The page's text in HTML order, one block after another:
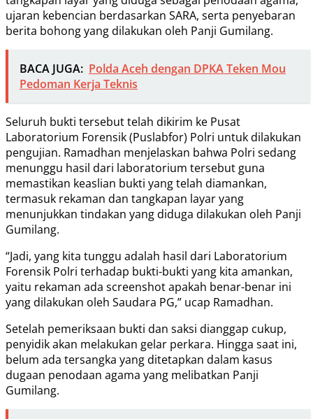
ujaran kebencian berdasarkan SARA, serta penyebaran
berita bohong yang dilakukan oleh Panji Gumilang.
BACA JUGA: Polda Aceh dengan DPKA Teken Mou
Pedoman Kerja Teknis
Seluruh bukti tersebut telah dikirim ke Pusat
Laboratorium Forensik (Puslabfor) Polri untuk dilakukan
pengujian. Ramadhan menjelaskan bahwa Polri sedang
menunggu hasil dari laboratorium tersebut guna
memastikan keaslian bukti yang telah diamankan,
termasuk rekaman dan tangkapan layar yang
menunjukkan tindakan yang diduga dilakukan oleh Panji
Gumilang.
“Jadi, yang kita tunggu adalah hasil dari Laboratorium
Forensik Polri terhadap bukti-bukti yang kita amankan,
yaitu rekaman ada screenshot apakah benar-benar ini
yang dilakukan oleh Saudara PG,” ucap Ramadhan.
Setelah pemeriksaan bukti dan saksi dianggap cukup,
penyidik akan melakukan gelar perkara. Hingga saat ini,
belum ada tersangka yang ditetapkan dalam kasus
dugaan penodaan agama yang melibatkan Panji
Gumilang.